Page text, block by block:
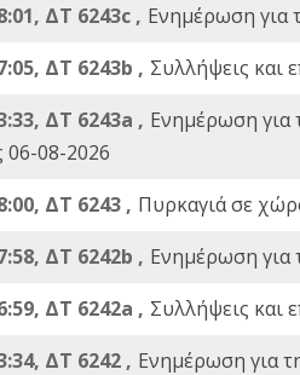
ΔΤ 6243c , Ενημέρωση για
ΔΤ 6243b , Συλλήψεις και
ΔΤ 6243a , Ενημέρωση για
06-08-2026
ΔΤ 6243 , Πυρκαγιά σε
ΔΤ 6242b , Ενημέρωση για
ΔΤ 6242a , Συλλήψεις και
ΔΤ 6242 , Ενημέρωση για